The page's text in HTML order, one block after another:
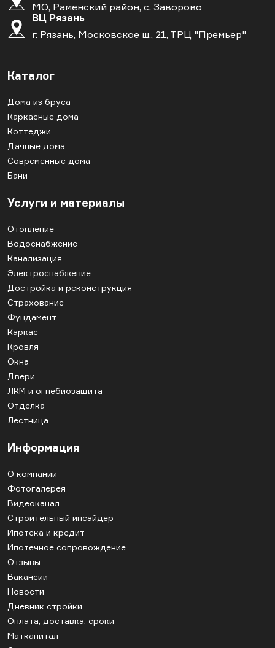
МО, Раменский район, с. Заворово
ВЦ Рязань
г. Рязань, Московское ш., 21, ТРЦ "Премьер"
Каталог
Дома из бруса
Каркасные дома
Коттеджи
Дачные дома
Современные дома
Бани
Услуги и материалы
Отопление
Водоснабжение
Канализация
Электроснабжение
Достройка и реконструкция
Страхование
Фундамент
Каркас
Кровля
Окна
Двери
ЛКМ и огнебиозащита
Отделка
Лестница
Информация
О компании
Фотогалерея
Видеоканал
Строительный инсайдер
Ипотека и кредит
Ипотечное сопровождение
Отзывы
Вакансии
Новости
Дневник стройки
Оплата, доставка, сроки
Маткапитал